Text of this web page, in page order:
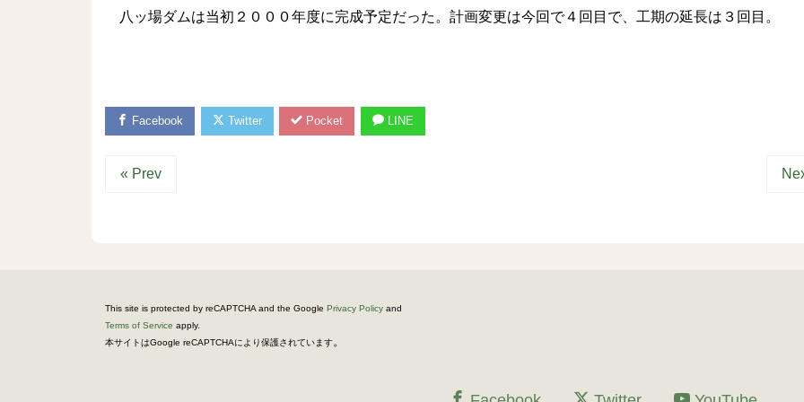
八ッ場ダムは当初２０００年度に完成予定だった。計画変更は今回で４回目で、工期の延長は３回目。
Facebook Twitter Pocket LINE
« Prev
This site is protected by reCAPTCHA and the Google Privacy Policy and
Terms of Service apply.
本サイトはGoogle reCAPTCHAにより保護されています。